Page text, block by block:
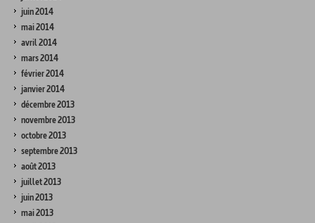
juin 2014
mai 2014
avril 2014
mars 2014
février 2014
janvier 2014
décembre 2013
novembre 2013
octobre 2013
septembre 2013
août 2013
juillet 2013
juin 2013
mai 2013